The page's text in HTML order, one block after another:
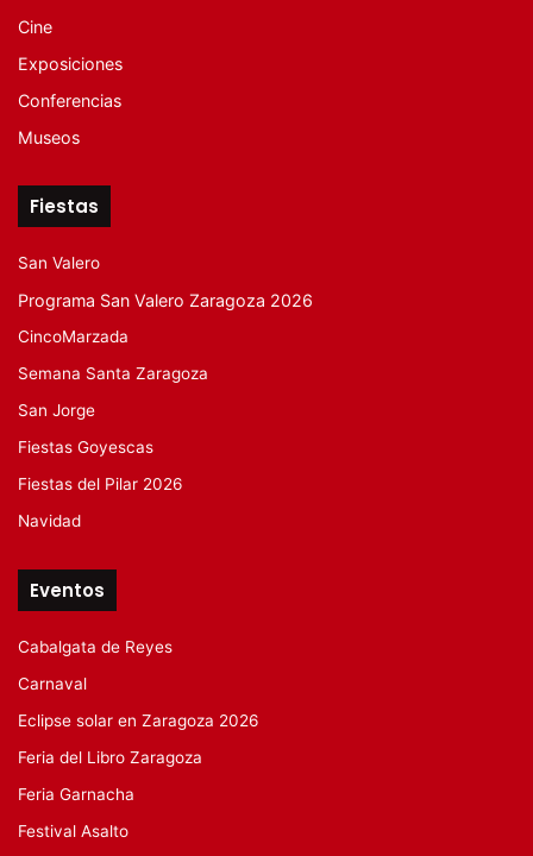
Cine
Exposiciones
Conferencias
Museos
Fiestas
San Valero
Programa San Valero Zaragoza 2026
CincoMarzada
Semana Santa Zaragoza
San Jorge
Fiestas Goyescas
Fiestas del Pilar 2026
Navidad
Eventos
Cabalgata de Reyes
Carnaval
Eclipse solar en Zaragoza 2026
Feria del Libro Zaragoza
Feria Garnacha
Festival Asalto